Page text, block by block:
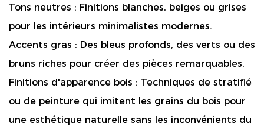
Tons neutres : Finitions blanches, beiges ou grises
pour les intérieurs minimalistes modernes.
Accents gras : Des bleus profonds, des verts ou des
bruns riches pour créer des pièces remarquables.
Finitions d'apparence bois : Techniques de stratifié
ou de peinture qui imitent les grains du bois pour
une esthétique naturelle sans les inconvénients du